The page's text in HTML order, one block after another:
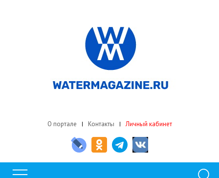
О портале Контакты Личный кабинет